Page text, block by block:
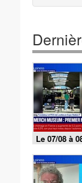
Le 07/08 à